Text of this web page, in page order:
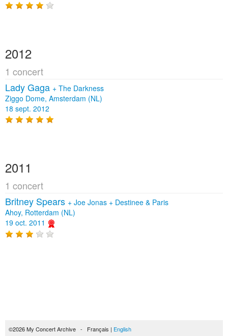
2012
1 concert
Lady Gaga + The Darkness
Ziggo Dome, Amsterdam (NL)
18 sept. 2012
2011
1 concert
Britney Spears + Joe Jonas + Destinee & Paris
Ahoy, Rotterdam (NL)
19 oct. 2011
©2026 My Concert Archive - Français | English